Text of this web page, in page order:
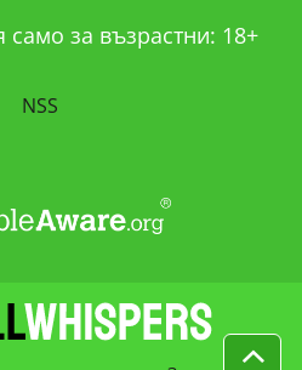
само за възрастни: 18+